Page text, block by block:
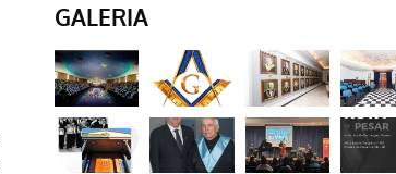
GALERIA